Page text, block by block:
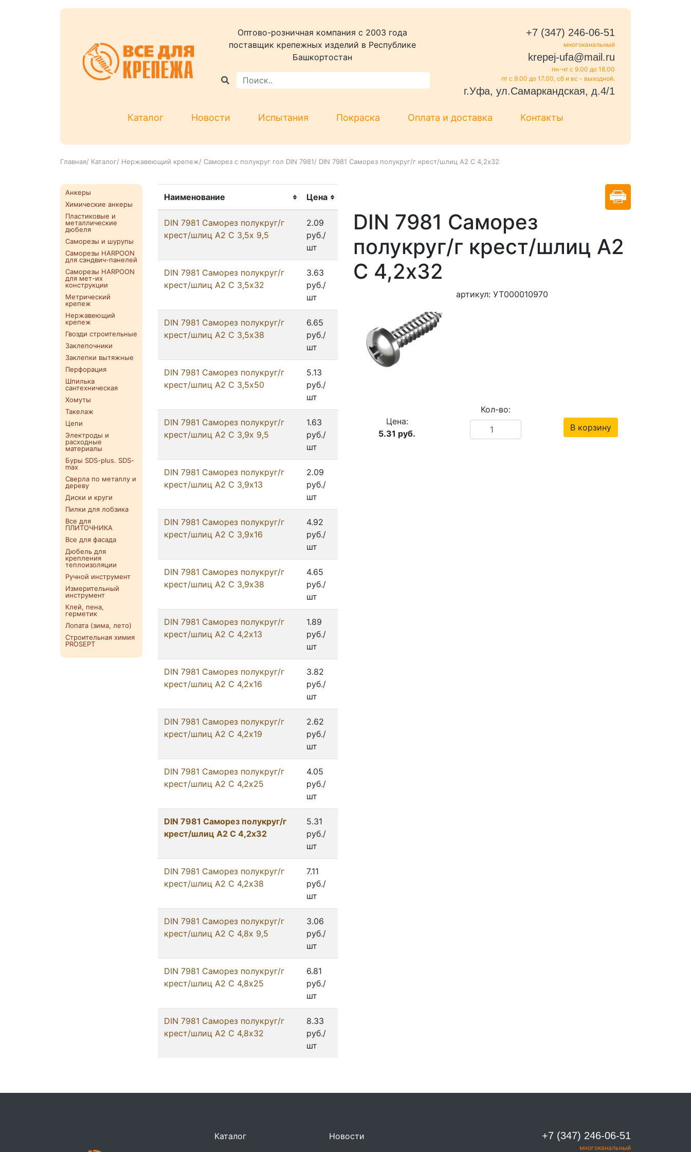
Оптово-розничная компания c 2003 года
поставщик крепежных изделий в Республике
Башкортостан
+7 (347) 246-06-51
многоканальный
krepej-ufa@mail.ru
пн-чт с 9.00 до 18.00
пт с 9.00 до 17.00, сб и вс - выходной.
г.Уфа, ул.Самаркандская, д.4/1
Каталог Новости Испытания Покраска Оплата и доставка Контакты
Главная/ Каталог/ Нержавеющий крепеж/ Саморез с полукруг гол DIN 7981/ DIN 7981 Саморез полукруг/г крест/шлиц А2 С 4,2х32
Анкеры
Химические анкеры
Пластиковые и
металлические
дюбеля
Саморезы и шурупы
Саморезы HARPOON
для сэндвич-панелей
Саморезы HARPOON
для мет-их
конструкции
Метрический
крепеж
Нержавеющий
крепеж
Гвозди строительные
Заклепочники
Заклепки вытяжные
Перфорация
Шпилька
сантехническая
Хомуты
Такелаж
Цепи
Электроды и
расходные
материалы
Буры SDS-plus. SDS-
max
Сверла по металлу и
дереву
Диски и круги
Пилки для лобзика
Все для
ПЛИТОЧНИКА
Все для фасада
Дюбель для
крепления
теплоизоляции
Ручной инструмент
Измерительный
инструмент
Клей, пена,
герметик
Лопата (зима, лето)
Строительная химия
PROSEPT
Наименование Цена
DIN 7981 Саморез полукруг/г
крест/шлиц А2 С 3,5х 9,5
2.09
руб./
шт
DIN 7981 Саморез полукруг/г
крест/шлиц А2 С 3,5х32
3.63
руб./
шт
DIN 7981 Саморез полукруг/г
крест/шлиц А2 С 3,5х38
6.65
руб./
шт
DIN 7981 Саморез полукруг/г
крест/шлиц А2 С 3,5х50
5.13
руб./
шт
DIN 7981 Саморез полукруг/г
крест/шлиц А2 С 3,9х 9,5
1.63
руб./
шт
DIN 7981 Саморез полукруг/г
крест/шлиц А2 С 3,9х13
2.09
руб./
шт
DIN 7981 Саморез полукруг/г
крест/шлиц А2 С 3,9х16
4.92
руб./
шт
DIN 7981 Саморез полукруг/г
крест/шлиц А2 С 3,9х38
4.65
руб./
шт
DIN 7981 Саморез полукруг/г
крест/шлиц А2 С 4,2х13
1.89
руб./
шт
DIN 7981 Саморез полукруг/г
крест/шлиц А2 С 4,2х16
3.82
руб./
шт
DIN 7981 Саморез полукруг/г
крест/шлиц А2 С 4,2х19
2.62
руб./
шт
DIN 7981 Саморез полукруг/г
крест/шлиц А2 С 4,2х25
4.05
руб./
шт
DIN 7981 Саморез полукруг/г
крест/шлиц А2 С 4,2х32
5.31
руб./
шт
DIN 7981 Саморез полукруг/г
крест/шлиц А2 С 4,2х38
7.11
руб./
шт
DIN 7981 Саморез полукруг/г
крест/шлиц А2 С 4,8х 9,5
3.06
руб./
шт
DIN 7981 Саморез полукруг/г
крест/шлиц А2 С 4,8х25
6.81
руб./
шт
DIN 7981 Саморез полукруг/г
крест/шлиц А2 С 4,8х32
8.33
руб./
шт
DIN 7981 Саморез
полукруг/г крест/шлиц А2
С 4,2х32
артикул: УТ000010970
Цена:
5.31 руб.
Кол-во:
В корзину
Каталог Новости +7 (347) 246-06-51
многоканальный